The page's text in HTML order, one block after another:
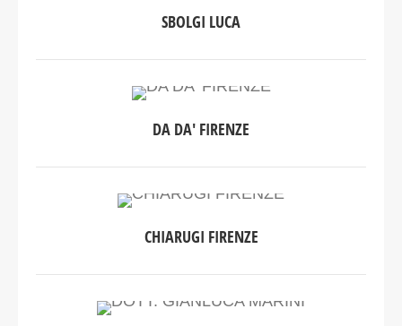
SBOLGI LUCA
DA DA' FIRENZE
CHIARUGI FIRENZE